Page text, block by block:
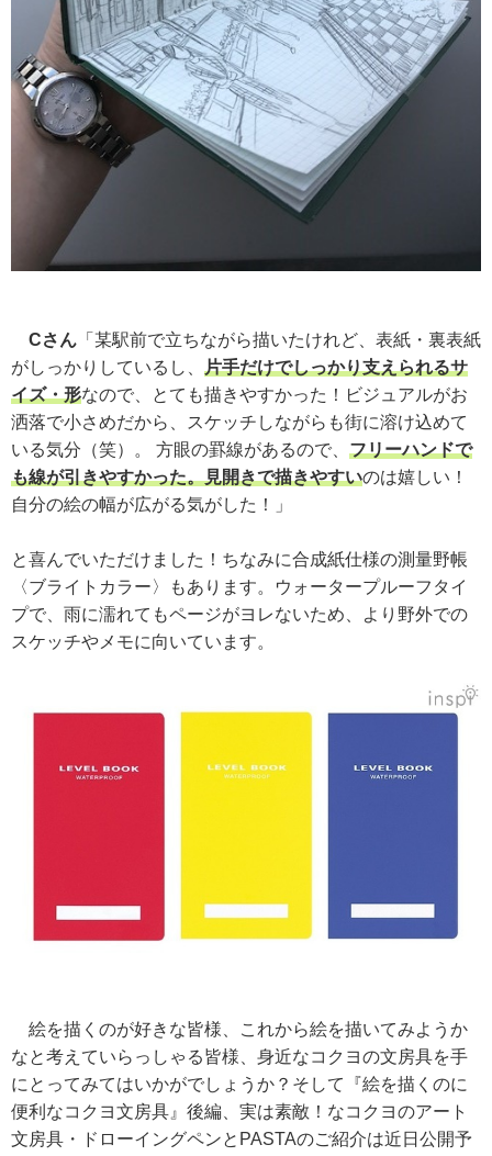
Cさん 「某駅前で立ちながら描いたけれど、表紙・裏表紙
がしっかりしているし、 片手だけでしっかり支えられるサ
イズ・形なので、とても描きやすかった！ビジュアルがお
洒落で小さめだから、スケッチしながらも街に溶け込めて
いる気分（笑）。 方眼の罫線があるので、 フリーハンドで
も線が引きやすかった。見開きで描きやすいのは嬉しい！
自分の絵の幅が広がる気がした！」
と喜んでいただけました！ちなみに合成紙仕様の測量野帳
〈ブライトカラー〉もあります。ウォータープルーフタイ
プで、雨に濡れてもページがヨレないため、より野外での
スケッチやメモに向いています。
絵を描くのが好きな皆様、これから絵を描いてみようか
なと考えていらっしゃる皆様、身近なコクヨの文房具を手
にとってみてはいかがでしょうか？そして『絵を描くのに
便利なコクヨ文房具』後編、実は素敵！なコクヨのアート
文房具・ドローイングペンとPASTAのご紹介は近日公開予